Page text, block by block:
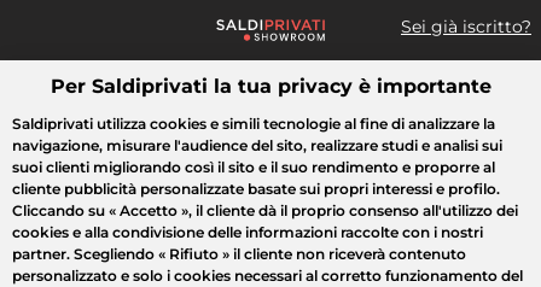
Sei già iscritto?
Cosa cerchi?
Tutte le vendite Moda Casa Bellezza Elettrodomestici
Per Saldiprivati la tua privacy è importante
Saldiprivati utilizza cookies e simili tecnologie al fine di analizzare la
navigazione, misurare l'audience del sito, realizzare studi e analisi sui
suoi clienti migliorando così il sito e il suo rendimento e proporre al
cliente pubblicità personalizzate basate sui propri interessi e profilo.
Cliccando su « Accetto », il cliente dà il proprio consenso all'utilizzo dei
cookies e alla condivisione delle informazioni raccolte con i nostri
partner. Scegliendo « Rifiuto » il cliente non riceverà contenuto
personalizzato e solo i cookies necessari al corretto funzionamento del